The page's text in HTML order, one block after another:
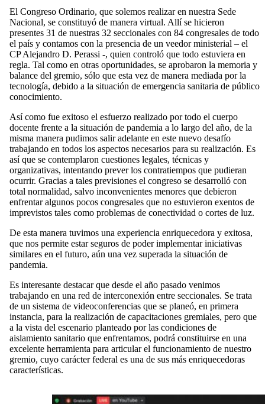
El Congreso Ordinario, que solemos realizar en nuestra Sede
Nacional, se constituyó de manera virtual. Allí se hicieron
presentes 31 de nuestras 32 seccionales con 84 congresales de todo
el país y contamos con la presencia de un veedor ministerial – el
CP Alejandro D. Perassi -, quien controló que todo estuviera en
regla. Tal como en otras oportunidades, se aprobaron la memoria y
balance del gremio, sólo que esta vez de manera mediada por la
tecnología, debido a la situación de emergencia sanitaria de público
conocimiento.
Así como fue exitoso el esfuerzo realizado por todo el cuerpo
docente frente a la situación de pandemia a lo largo del año, de la
misma manera pudimos salir adelante en este nuevo desafío
trabajando en todos los aspectos necesarios para su realización. Es
así que se contemplaron cuestiones legales, técnicas y
organizativas, intentando prever los contratiempos que pudieran
ocurrir. Gracias a tales previsiones el congreso se desarrolló con
total normalidad, salvo inconvenientes menores que debieron
enfrentar algunos pocos congresales que no estuvieron exentos de
imprevistos tales como problemas de conectividad o cortes de luz.
De esta manera tuvimos una experiencia enriquecedora y exitosa,
que nos permite estar seguros de poder implementar iniciativas
similares en el futuro, aún una vez superada la situación de
pandemia.
Es interesante destacar que desde el año pasado venimos
trabajando en una red de interconexión entre seccionales. Se trata
de un sistema de videoconferencias que se planeó, en primera
instancia, para la realización de capacitaciones gremiales, pero que
a la vista del escenario planteado por las condiciones de
aislamiento sanitario que enfrentamos, podrá constituirse en una
excelente herramienta para articular el funcionamiento de nuestro
gremio, cuyo carácter federal es una de sus más enriquecedoras
características.